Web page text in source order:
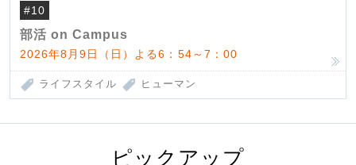
#10
部活 on Campus
2026年8月9日（日）よる6：54～7：00
ライフスタイル ヒューマン
ピックアップ